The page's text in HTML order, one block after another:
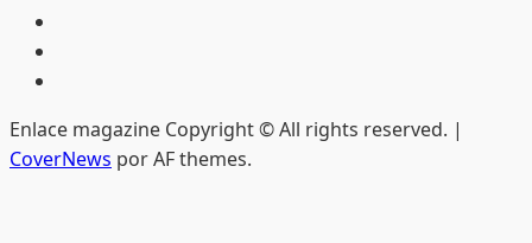
Enlace magazine Copyright © All rights reserved. |
CoverNews por AF themes.